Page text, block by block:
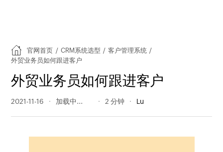
官网首页 / CRM系统选型 / 客户管理系统 /
外贸业务员如何跟进客户
外贸业务员如何跟进客户
2021-11-16 1334 阅读量 2 分钟 Lu